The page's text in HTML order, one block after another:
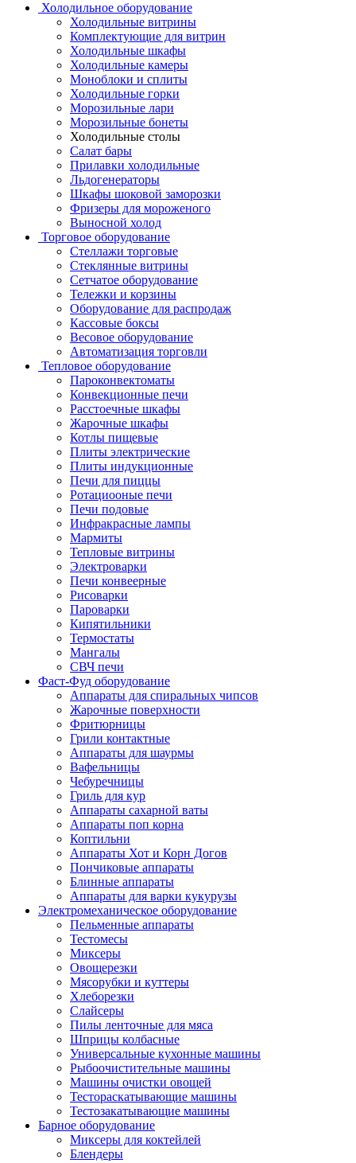
Холодильное оборудование
Холодильные витрины
Комплектующие для витрин
Холодильные шкафы
Холодильные камеры
Моноблоки и сплиты
Холодильные горки
Морозильные лари
Морозильные бонеты
Холодильные столы
Салат бары
Прилавки холодильные
Льдогенераторы
Шкафы шоковой заморозки
Фризеры для мороженого
Выносной холод
Торговое оборудование
Стеллажи торговые
Стеклянные витрины
Сетчатое оборудование
Тележки и корзины
Оборудование для распродаж
Кассовые боксы
Весовое оборудование
Автоматизация торговли
Тепловое оборудование
Пароконвектоматы
Конвекционные печи
Расстоечные шкафы
Жарочные шкафы
Котлы пищевые
Плиты электрические
Плиты индукционные
Печи для пиццы
Ротациооные печи
Печи подовые
Инфракрасные лампы
Мармиты
Тепловые витрины
Электроварки
Печи конвеерные
Рисоварки
Пароварки
Кипятильники
Термостаты
Мангалы
СВЧ печи
Фаст-Фуд оборудование
Аппараты для спиральных чипсов
Жарочные поверхности
Фритюрницы
Грили контактные
Аппараты для шаурмы
Вафельницы
Чебуречницы
Гриль для кур
Аппараты сахарной ваты
Аппараты поп корна
Коптильни
Аппараты Хот и Корн Догов
Пончиковые аппараты
Блинные аппараты
Аппараты для варки кукурузы
Электромеханическое оборудование
Пельменные аппараты
Тестомесы
Миксеры
Овощерезки
Мясорубки и куттеры
Хлеборезки
Слайсеры
Пилы ленточные для мяса
Шприцы колбасные
Универсальные кухонные машины
Рыбоочистительные машины
Машины очистки овощей
Тестораскатывающие машины
Тестозакатывающие машины
Барное оборудование
Миксеры для коктейлей
Блендеры